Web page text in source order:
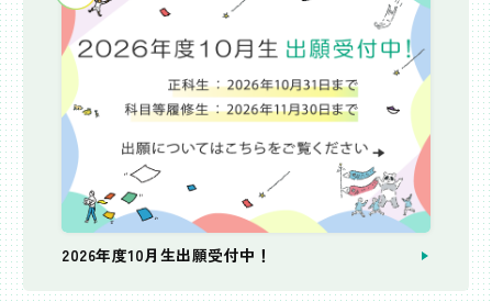
2026年度10月生出願受付中！